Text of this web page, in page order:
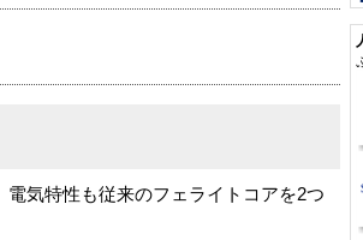
気特性も従来のフェライトコアを2つ